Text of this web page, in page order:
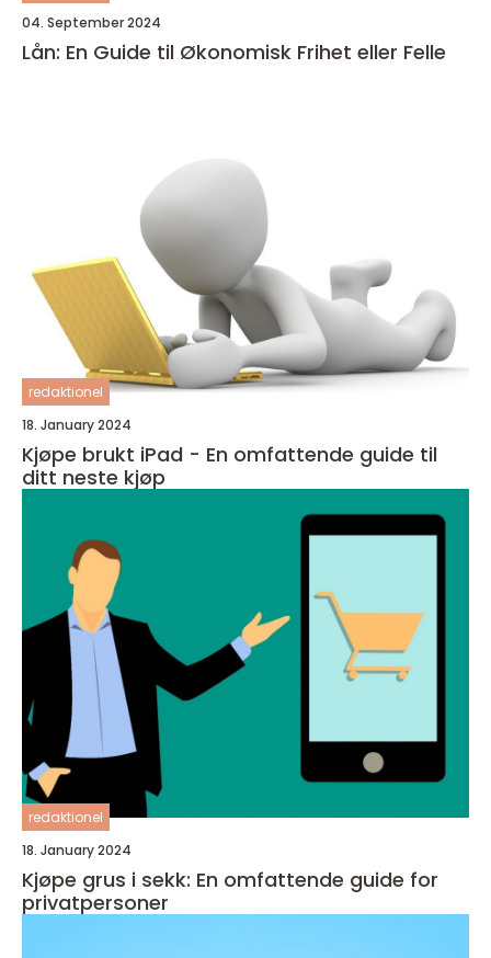
04. September 2024
Lån: En Guide til Økonomisk Frihet eller Felle
redaktionel
18. January 2024
Kjøpe brukt iPad - En omfattende guide til
ditt neste kjøp
redaktionel
18. January 2024
Kjøpe grus i sekk: En omfattende guide for
privatpersoner